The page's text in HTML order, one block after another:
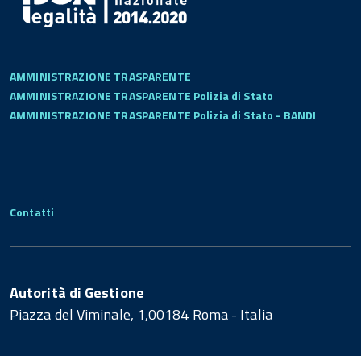
AMMINISTRAZIONE TRASPARENTE
AMMINISTRAZIONE TRASPARENTE Polizia di Stato
AMMINISTRAZIONE TRASPARENTE Polizia di Stato - BANDI
Contatti
Autorità di Gestione
Piazza del Viminale, 1,00184 Roma - Italia